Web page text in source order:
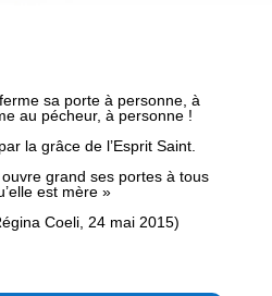
sa porte à personne, à
au pécheur, à personne !
la grâce de l’Esprit Saint.
grand ses portes à tous
est mère »
Coeli, 24 mai 2015)